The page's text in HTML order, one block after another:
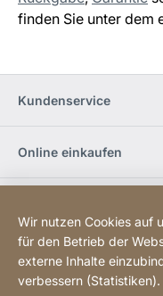
finden Sie unter dem
Kundenservice
Online einkaufen
JURA Newsletter
Wir nutzen Cookies auf
für den Betrieb der
externe Inhalte
verbessern